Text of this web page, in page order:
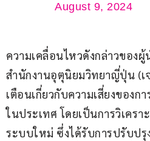
August 9, 2024
ความเคลื่อนไหวดังกล่าวของ
สำนักงานอุตุนิยมวิทยาญี่ปุ่น (เ
เตือนเกี่ยวกับความเสี่ยงของ
ในประเทศ โดยเป็นการวิเคร
ระบบใหม่ ซึ่งได้รับการปรับป